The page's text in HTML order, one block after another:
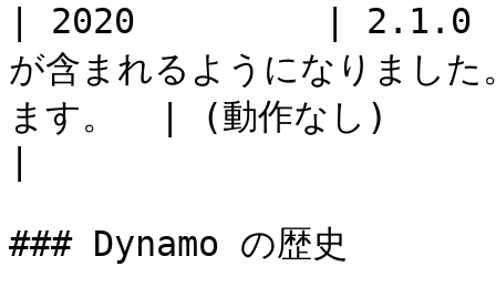
| 2020         | 2.1.0 -
が含まれるようになりまし
ます。  | (動作なし)
### Dynamo の歴史